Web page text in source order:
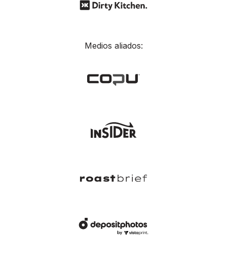
Medios aliados: